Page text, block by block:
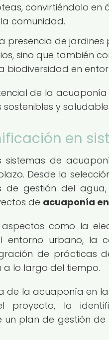
convirtiéndolo
comunidad.
presencia de
sino que también
en
de la
y
en
sistemas de
Desde la
de gestión del
de acuaponía
como la
urbano, la
de prácticas
lo largo del tiempo.
de la acuaponía en
proyecto, la
plan de gestión